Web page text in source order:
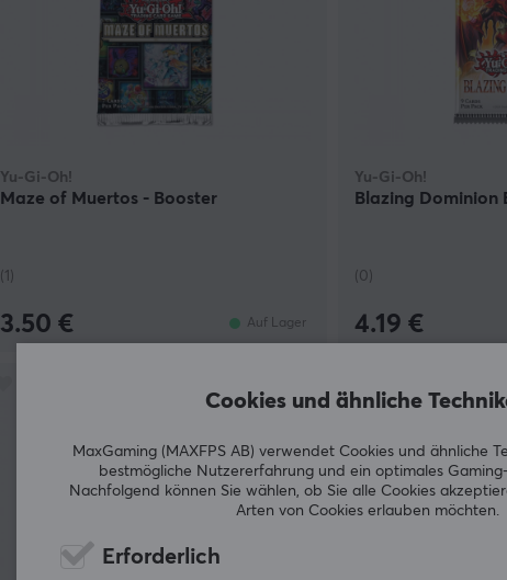
Yu-Gi-Oh!
Maze of Muertos - Booster
(1)
3.50 € Auf Lager
Yu-Gi-Oh!
Blazing Dominion
(0)
4.19 €
Cookies und ähnliche
MaxGaming (MAXFPS AB) verwendet Cookies und ähnliche
bestmögliche Nutzererfahrung und ein optimales
Nachfolgend können Sie wählen, ob Sie alle Cookies
Arten von Cookies erlauben möchten.
Erforderlich